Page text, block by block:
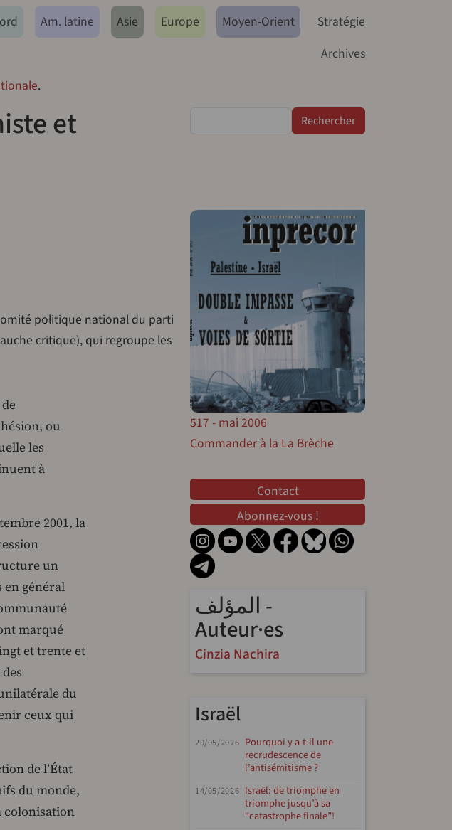
Am. latine Asie Europe Moyen-Orient
Stratégie
Archives
.
et
politique national du parti
critique), qui regroupe les
ou
les
à
2001, la
un
en général
marqué
et trente et
du
ceux qui
de l’État
du monde,
colonisation
517 - mai 2006
Commander à la La Brèche
Contact
Abonnez-vous !
المؤلف -
Auteur·es
Cinzia Nachira
Israël
20/05/2026 Pourquoi y a-t-il une
recrudescence de
l’antisémitisme ?
14/05/2026 Israël: de triomphe en
triomphe jusqu’à sa
“catastrophe finale”!